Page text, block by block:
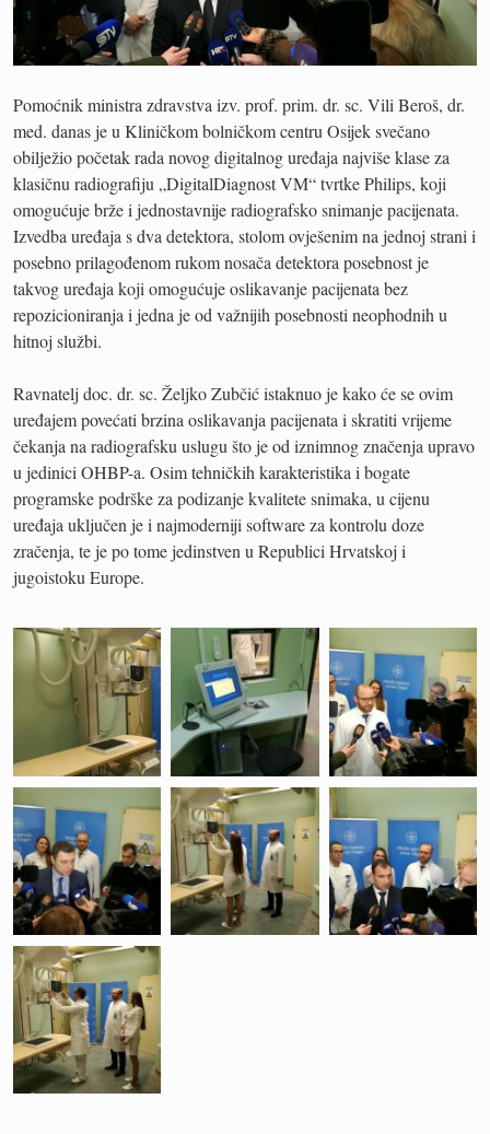
Pomoćnik ministra zdravstva izv. prof. prim. dr. sc. Vili Beroš, dr.
med. danas je u Kliničkom bolničkom centru Osijek svečano
obilježio početak rada novog digitalnog uređaja najviše klase za
klasičnu radiografiju „DigitalDiagnost VM“ tvrtke Philips, koji
omogućuje brže i jednostavnije radiografsko snimanje pacijenata.
Izvedba uređaja s dva detektora, stolom ovješenim na jednoj strani i
posebno prilagođenom rukom nosača detektora posebnost je
takvog uređaja koji omogućuje oslikavanje pacijenata bez
repozicioniranja i jedna je od važnijih posebnosti neophodnih u
hitnoj službi.
Ravnatelj doc. dr. sc. Željko Zubčić istaknuo je kako će se ovim
uređajem povećati brzina oslikavanja pacijenata i skratiti vrijeme
čekanja na radiografsku uslugu što je od iznimnog značenja upravo
u jedinici OHBP-a. Osim tehničkih karakteristika i bogate
programske podrške za podizanje kvalitete snimaka, u cijenu
uređaja uključen je i najmoderniji software za kontrolu doze
zračenja, te je po tome jedinstven u Republici Hrvatskoj i
jugoistoku Europe.